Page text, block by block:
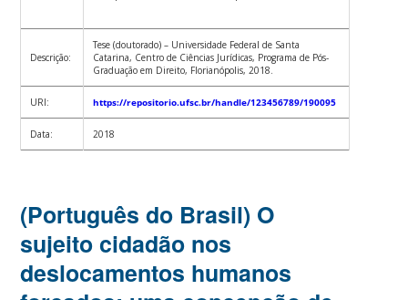
Descrição:
Tese (doutorado) – Universidade Federal de Santa
Catarina, Centro de Ciências Jurídicas, Programa de Pós-
Graduação em Direito, Florianópolis, 2018.
URI: https://repositorio.ufsc.br/handle/123456789/190095
Data: 2018
(Português do Brasil) O
sujeito cidadão nos
deslocamentos humanos